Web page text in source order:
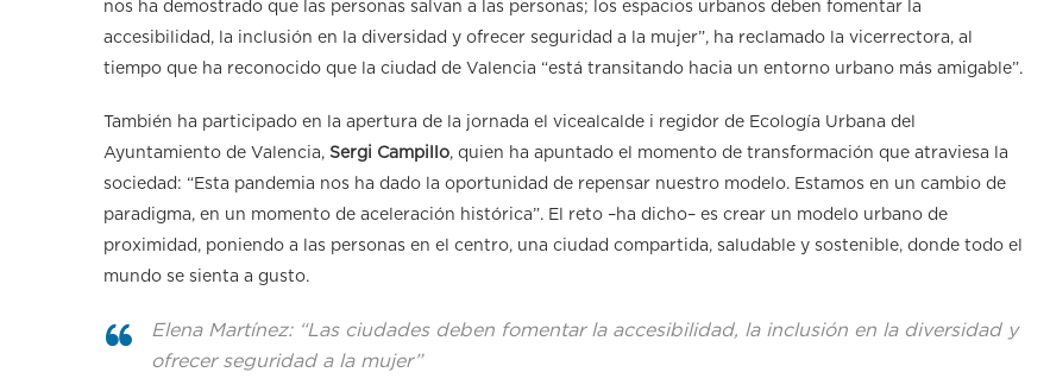
nos ha demostrado que las personas salvan a las personas; los espacios urbanos deben fomentar la
accesibilidad, la inclusión en la diversidad y ofrecer seguridad a la mujer”, ha reclamado la vicerrectora, al
tiempo que ha reconocido que la ciudad de Valencia “está transitando hacia un entorno urbano más amigable”.
También ha participado en la apertura de la jornada el vicealcalde i regidor de Ecología Urbana del
Ayuntamiento de Valencia, Sergi Campillo, quien ha apuntado el momento de transformación que atraviesa la
sociedad: “Esta pandemia nos ha dado la oportunidad de repensar nuestro modelo. Estamos en un cambio de
paradigma, en un momento de aceleración histórica”. El reto –ha dicho– es crear un modelo urbano de
proximidad, poniendo a las personas en el centro, una ciudad compartida, saludable y sostenible, donde todo el
mundo se sienta a gusto.
Elena Martínez: “Las ciudades deben fomentar la accesibilidad, la inclusión en la diversidad y
ofrecer seguridad a la mujer”